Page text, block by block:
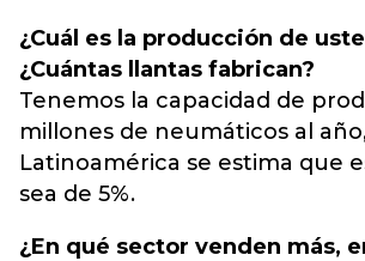
¿Cuál es la producción de
¿Cuántas llantas fabrican?
Tenemos la capacidad de
millones de neumáticos al
Latinoamérica se estima que
sea de 5%.
¿En qué sector venden más,